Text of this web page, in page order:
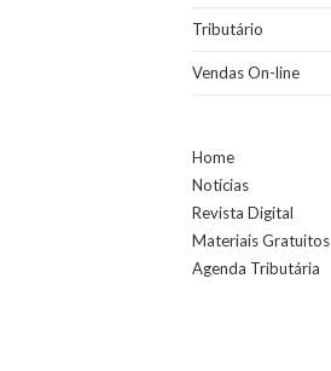
Tributário
Vendas On-line
Home
Notícias
Revista Digital
Materiais Gratuitos
Agenda Tributária